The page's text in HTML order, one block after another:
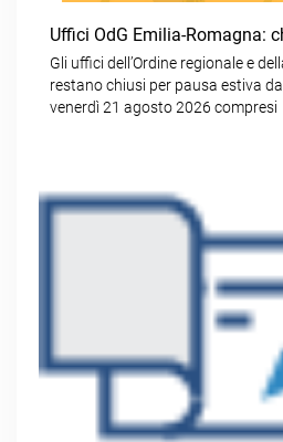
Uffici OdG Emilia-Romagna:
Gli uffici dell’Ordine regionale e
restano chiusi per pausa estiva
venerdì 21 agosto 2026 compresi